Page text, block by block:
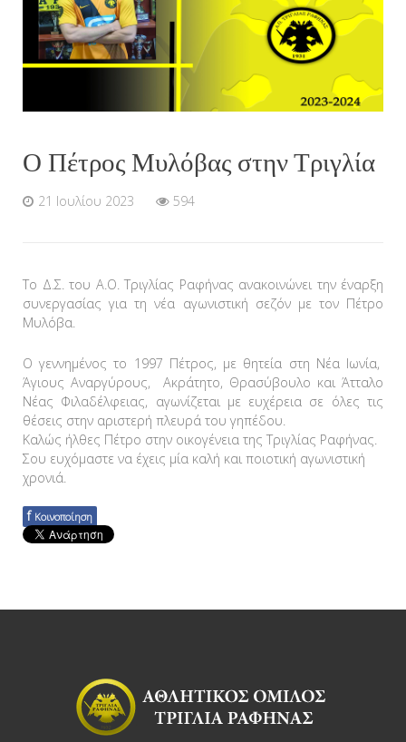
Ο Πέτρος Μυλόβας στην Τριγλία
21 Ιουλίου 2023 594
Το Δ.Σ. του Α.Ο. Τριγλίας Ραφήνας ανακοινώνει την έναρξη
συνεργασίας για τη νέα αγωνιστική σεζόν με τον Πέτρο
Μυλόβα.
Ο γεννημένος το 1997 Πέτρος, με θητεία στη Νέα Ιωνία,
Άγιους Αναργύρους, Ακράτητο, Θρασύβουλο και Άτταλο
Νέας Φιλαδέλφειας, αγωνίζεται με ευχέρεια σε όλες τις
θέσεις στην αριστερή πλευρά του γηπέδου.
Καλώς ήλθες Πέτρο στην οικογένεια της Τριγλίας Ραφήνας.
Σου ευχόμαστε να έχεις μία καλή και ποιοτική αγωνιστική
χρονιά.
f Κοινοποίηση